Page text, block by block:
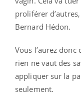
proliférer
Bernard Hédon.
Vous l’aurez
rien ne vaut des
appliquer sur la
seulement.